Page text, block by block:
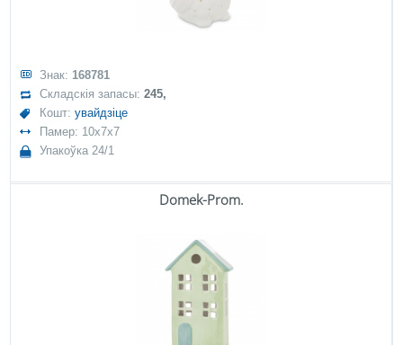
Знак: 168781
Складскія запасы:245,
Кошт:увайдзіце
Памер: 10x7x7
Упакоўка 24/1
Domek-Prom.